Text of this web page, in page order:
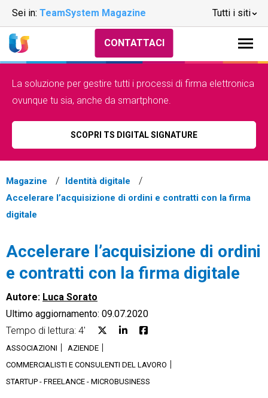
Sei in: TeamSystem Magazine Tutti i siti
CRM
Ecommerce
CONTATTACI
La soluzione per gestire tutti i processi di firma elettronica
ovunque tu sia, anche da smartphone.
SCOPRI TS DIGITAL SIGNATURE
Magazine
Identità digitale
Accelerare l’acquisizione di ordini e contratti con la firma
digitale
Accelerare l’acquisizione di ordini
e contratti con la firma digitale
Autore: Luca Sorato
Ultimo aggiornamento: 09.07.2020
Tempo di lettura: 4'
ASSOCIAZIONI
AZIENDE
COMMERCIALISTI E CONSULENTI DEL LAVORO
STARTUP - FREELANCE - MICROBUSINESS